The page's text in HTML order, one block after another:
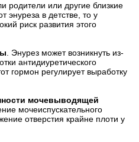
родители или другие близкие
энуреза в детстве, то у
риск развития этого
. Энурез может возникнуть из-
антидиуретического
гормон регулирует выработку
мочевыводящей
мочеиспускательного
отверстия крайне плоти у